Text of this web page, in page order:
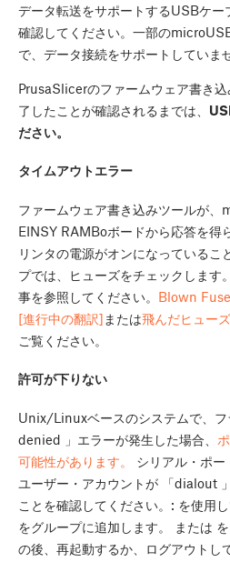
データ転送をサポートするUSBケー
確認してください。一部の
で、データ接続をサポートしていま
PrusaSlicerのファームウェア書き
了したことが確認されるまでは、
ださい。
タイムアウトエラー
ファームウェア書き込みツールが
EINSY RAMBoボードから応答を得
リンタの電源がオンになっているこ
プでは、ヒューズをチェックします
事を参照してください。 Blown
[進行中の翻訳] または飛んだヒュー
ご覧ください。
許可が下りない
Unix/Linuxベースのシステムで、
denied 」エラーが発生した場合、
可能性があります。
シリアル・ポー
ユーザー・アカウントが 「dialout
ことを確認してください。: を使用
をグループに追加します。
または
の後、再起動するか、ログアウトし